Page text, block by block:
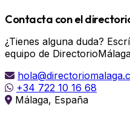
Contacta con el
¿Tienes alguna duda?
equipo de
+34 722 10 16 68
Málaga, España